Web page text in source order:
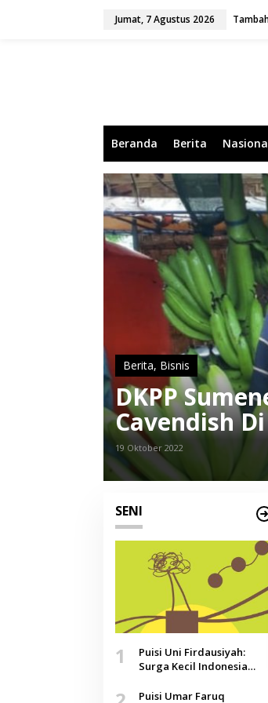
Jumat, 7 Agustus 2026
Beranda Berita
Berita, Bisnis
DKPP
Cavendish
19 Oktober 2022
SENI
1
Puisi Uni Firdausiyah:
Surga Kecil Indonesia
Doa yang Jauh, Narasi
Puisi Umar Faruq